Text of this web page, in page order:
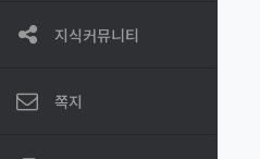
지식커뮤니티
쪽지